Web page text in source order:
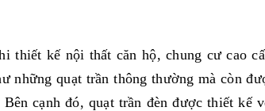
thiết kế nội thất căn hộ, chung cư cao
những quạt trần thông thường mà còn
cạnh đó, quạt trần đèn được thiết kế